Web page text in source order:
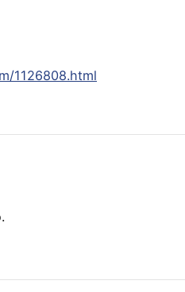
1126808.html